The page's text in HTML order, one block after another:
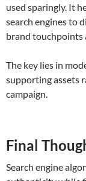
used sparingly. It
search engines to
brand touchpoints
The key lies in
supporting assets
campaign.
Final
Search engine